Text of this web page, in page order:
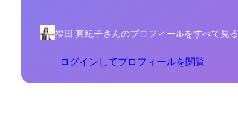
福田 真紀子さんのプロフィールをすべて見る
ログインしてプロフィールを閲覧